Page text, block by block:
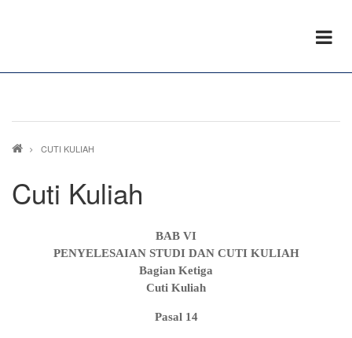
Breadcrumb
CUTI KULIAH
Cuti Kuliah
BAB VI
PENYELESAIAN STUDI DAN CUTI KULIAH
Bagian Ketiga
Cuti Kuliah
Pasal 14